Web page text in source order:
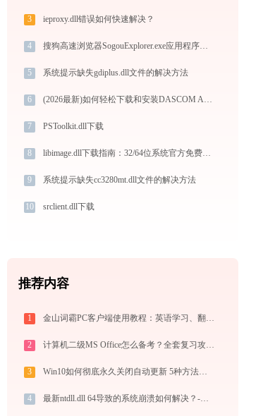
3 ieproxy.dll错误如何快速解决？
4 搜狗高速浏览器SogouExplorer.exe应用程序错误0xc0000096解决方法
5 系统提示缺失gdiplus.dll文件的解决方法
6 (2026最新)如何轻松下载和安装DASCOM AR-400+打印机驱动？跟着这篇指南走
7 PSToolkit.dll下载
8 libimage.dll下载指南：32/64位系统官方免费下载与安装教程
9 系统提示缺失cc3280mt.dll文件的解决方法
10 srclient.dll下载
推荐内容
1 金山词霸PC客户端使用教程：英语学习、翻译查词与单词记忆的一站式语言助手
2 计算机二级MS Office怎么备考？全套复习攻略+免费刷题工具推荐
3 Win10如何彻底永久关闭自动更新 5种方法教你永久关闭win10自动更新
4 最新ntdll.dll 64导致的系统崩溃如何解决？-金山毒霸